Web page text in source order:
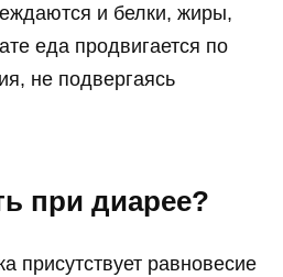
и белки, жиры,
еда продвигается по
не подвергаясь
при диарее?
присутствует равновесие